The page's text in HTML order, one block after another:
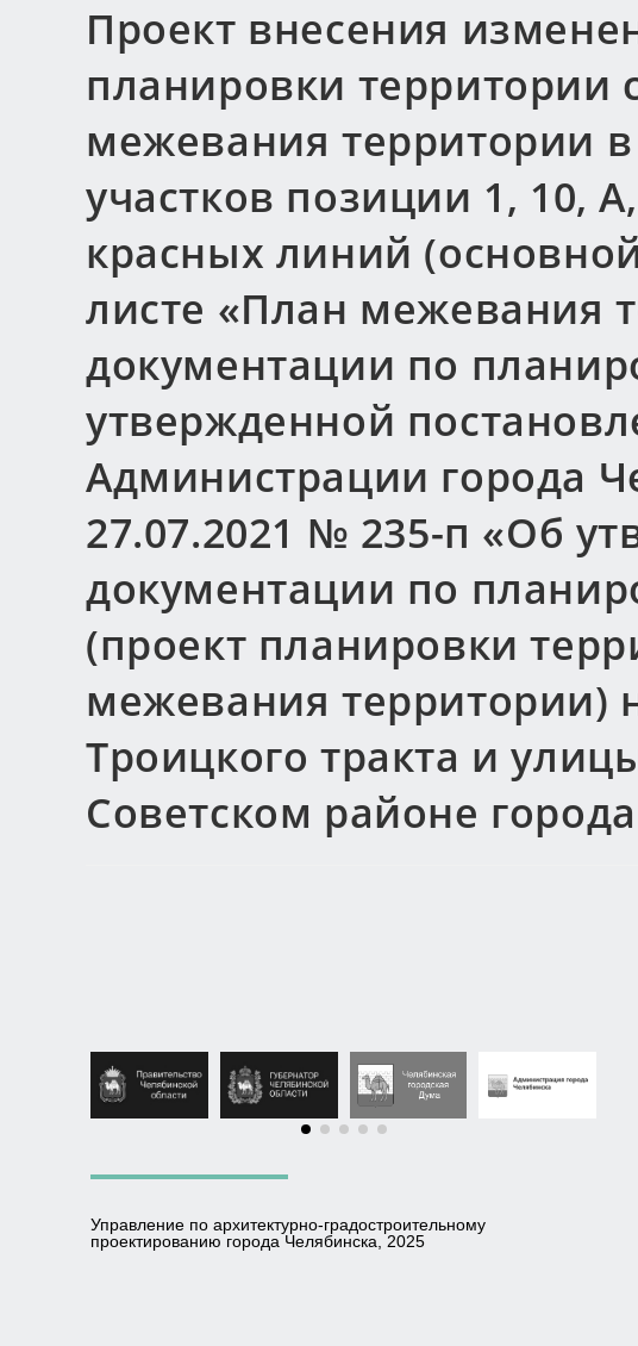
Проект внесения
планировки территории
межевания территории
участков позиции 1, 10,
красных линий
листе «План межевания
документации по
утвержденной
Администрации города
27.07.2021 № 235-п «Об
документации по
(проект планировки
межевания территории)
Троицкого тракта и
Советском районе
Управление по архитектурно-градостроительному
проектированию города Челябинска, 2025